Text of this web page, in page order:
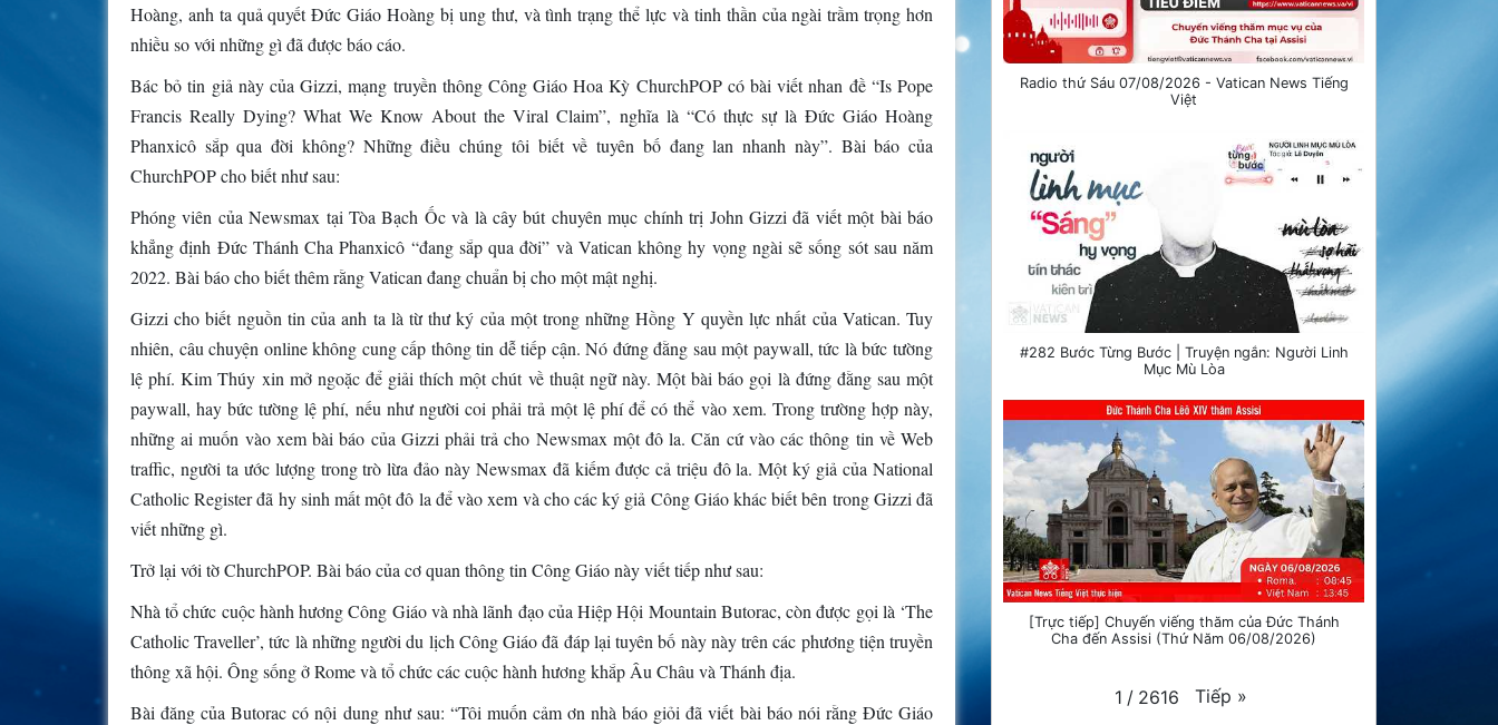
Hoàng, anh ta quả quyết Đức Giáo Hoàng bị ung thư, và tình trạng thể lực và tinh thần của ngài trầm trọng hơn
nhiều so với những gì đã được báo cáo.
Bác bỏ tin giả này của Gizzi, mạng truyền thông Công Giáo Hoa Kỳ ChurchPOP có bài viết nhan đề “Is Pope
Francis Really Dying? What We Know About the Viral Claim”, nghĩa là “Có thực sự là Đức Giáo Hoàng
Phanxicô sắp qua đời không? Những điều chúng tôi biết về tuyên bố đang lan nhanh này”. Bài báo của
ChurchPOP cho biết như sau:
Phóng viên của Newsmax tại Tòa Bạch Ốc và là cây bút chuyên mục chính trị John Gizzi đã viết một bài báo
khẳng định Đức Thánh Cha Phanxicô “đang sắp qua đời” và Vatican không hy vọng ngài sẽ sống sót sau năm
2022. Bài báo cho biết thêm rằng Vatican đang chuẩn bị cho một mật nghị.
Gizzi cho biết nguồn tin của anh ta là từ thư ký của một trong những Hồng Y quyền lực nhất của Vatican. Tuy
nhiên, câu chuyện online không cung cấp thông tin dễ tiếp cận. Nó đứng đằng sau một paywall, tức là bức tường
lệ phí. Kim Thúy xin mở ngoặc để giải thích một chút về thuật ngữ này. Một bài báo gọi là đứng đằng sau một
paywall, hay bức tường lệ phí, nếu như người coi phải trả một lệ phí để có thể vào xem. Trong trường hợp này,
những ai muốn vào xem bài báo của Gizzi phải trả cho Newsmax một đô la. Căn cứ vào các thông tin về Web
traffic, người ta ước lượng trong trò lừa đảo này Newsmax đã kiếm được cả triệu đô la. Một ký giả của National
Catholic Register đã hy sinh mất một đô la để vào xem và cho các ký giả Công Giáo khác biết bên trong Gizzi đã
viết những gì.
Trở lại với tờ ChurchPOP. Bài báo của cơ quan thông tin Công Giáo này viết tiếp như sau:
Nhà tổ chức cuộc hành hương Công Giáo và nhà lãnh đạo của Hiệp Hội Mountain Butorac, còn được gọi là ‘The
Catholic Traveller’, tức là những người du lịch Công Giáo đã đáp lại tuyên bố này này trên các phương tiện truyền
thông xã hội. Ông sống ở Rome và tổ chức các cuộc hành hương khắp Âu Châu và Thánh địa.
Bài đăng của Butorac có nội dung như sau: “Tôi muốn cảm ơn nhà báo giỏi đã viết bài báo nói rằng Đức Giáo
Radio thứ Sáu 07/08/2026 - Vatican News Tiếng
Việt
#282 Bước Từng Bước | Truyện ngắn: Người Linh
Mục Mù Lòa
[Trực tiếp] Chuyến viếng thăm của Đức Thánh
Cha đến Assisi (Thứ Năm 06/08/2026)
1 / 2616 Tiếp »